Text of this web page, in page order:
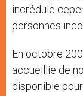
incrédule
personnes
En octobre
accueillie de
disponible